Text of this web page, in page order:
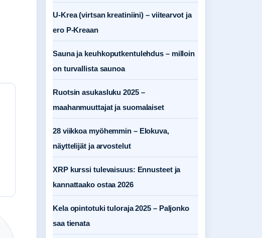
U-Krea (virtsan kreatiniini) – viitearvot ja
ero P-Kreaan
Sauna ja keuhkoputkentulehdus – milloin
on turvallista saunoa
Ruotsin asukasluku 2025 –
maahanmuuttajat ja suomalaiset
28 viikkoa myöhemmin – Elokuva,
näyttelijät ja arvostelut
XRP kurssi tulevaisuus: Ennusteet ja
kannattaako ostaa 2026
Kela opintotuki tuloraja 2025 – Paljonko
saa tienata